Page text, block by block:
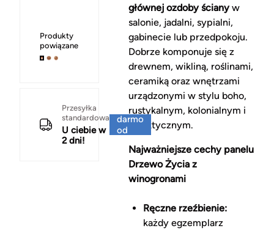
Produkty
powiązane
Przesyłka
standardowa
U ciebie w
2 dni!
darmo
od
głównej ozdoby ścianyw
salonie, jadalni, sypialni,
gabinecie lub przedpokoju.
Dobrze komponuje się z
drewnem, wikliną, roślinami,
ceramiką oraz wnętrzami
urządzonymi w stylu boho,
rustykalnym, kolonialnym i
eklektycznym.
Najważniejsze cechy panelu
Drzewo Życia z
winogronami
Ręczne rzeźbienie:
każdy egzemplarz